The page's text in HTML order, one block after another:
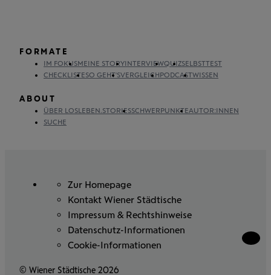
FORMATE
IM FOKUSMEINE STORYINTERVIEWQUIZSELBSTTEST
CHECKLISTESO GEHT'SVERGLEICHPODCASTWISSEN
ABOUT
ÜBER LOSLEBEN.STORIESSCHWERPUNKTEAUTOR:INNEN
SUCHE
Zur Homepage
Kontakt Wiener Städtische
Impressum & Rechtshinweise
Datenschutz-Informationen
Cookie-Informationen
© Wiener Städtische 2026